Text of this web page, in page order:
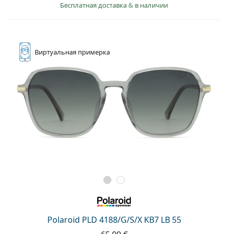
Бесплатная доставка& в наличии
Виртуальная примерка
Polaroid PLD 4188/G/S/X KB7 LB 55